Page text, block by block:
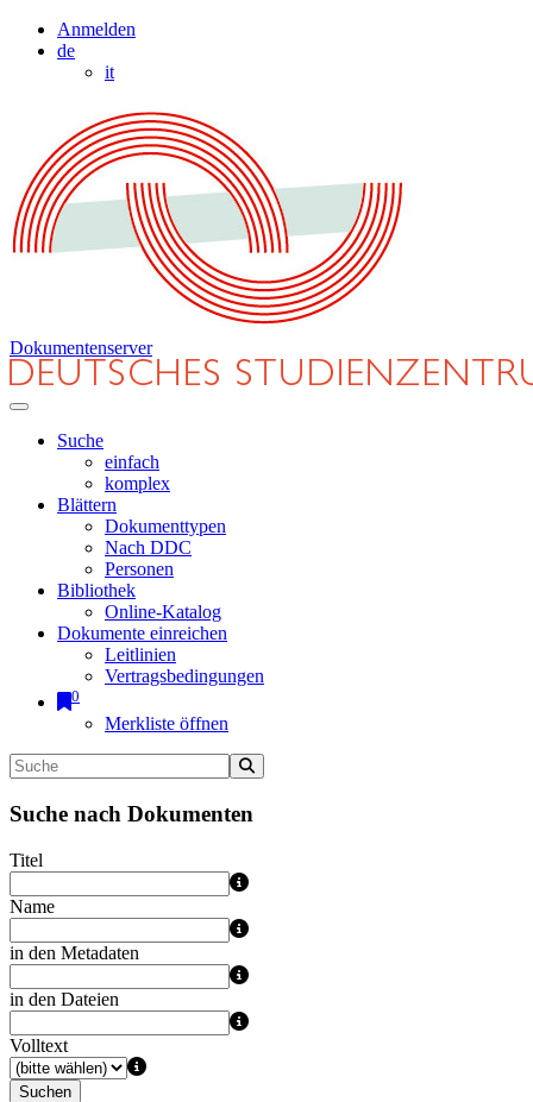
Anmelden
de
it
Dokumentenserver
Suche
einfach
komplex
Blättern
Dokumenttypen
Nach DDC
Personen
Bibliothek
Online-Katalog
Dokumente einreichen
Leitlinien
Vertragsbedingungen
0
Merkliste öffnen
Suche nach Dokumenten
Titel
Name
in den Metadaten
in den Dateien
Volltext
Suchen